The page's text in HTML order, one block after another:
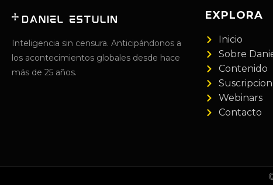
Inteligencia sin censura. Anticipándonos a
los acontecimientos globales desde hace
más de 25 años.
EXPLORA
Inicio
Sobre
Contenido
Webinars
Contacto